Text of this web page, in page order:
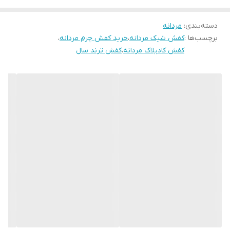
جنس زیره
خودتان انتخاب فرمایید
دسته‌بندی: مردانه
برچسب‌ها :کفش شیک مردانه،خرید کفش چرم مردانه،
کفش کادیلاک مردانه،کفش ترند سال